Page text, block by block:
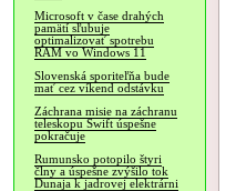
Microsoft v čase drahých
pamätí sľubuje
optimalizovať spotrebu
RAM vo Windows 11
Slovenská sporiteľňa bude
mať cez víkend odstávku
Záchrana misie na záchranu
teleskopu Swift úspešne
pokračuje
Rumunsko potopilo štyri
člny a úspešne zvýšilo tok
Dunaja k jadrovej elektrárni